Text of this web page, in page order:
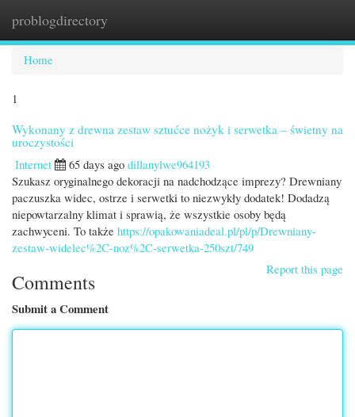
problogdirectory
Home
1
Wykonany z drewna zestaw sztućce nożyk i serwetka – świetny na
uroczystości
Internet
65 days ago dillanylwe964193
Szukasz oryginalnego dekoracji na nadchodzące imprezy? Drewniany
paczuszka widec, ostrze i serwetki to niezwykły dodatek! Dodadzą
niepowtarzalny klimat i sprawią, że wszystkie osoby będą
zachwyceni. To także https://opakowaniadeal.pl/pl/p/Drewniany-
zestaw-widelec%2C-noz%2C-serwetka-250szt/749
Report this page
Comments
Submit a Comment